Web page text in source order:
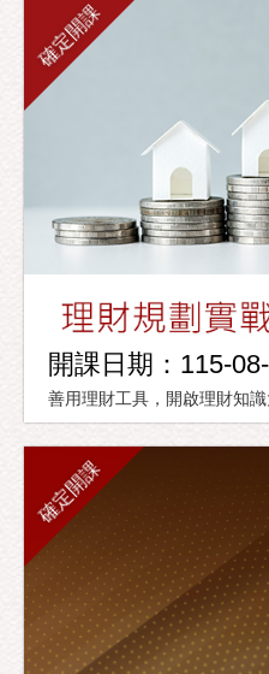
確定開課
開課日期：115-
善用理財工具，開啟理財知識
確定開課